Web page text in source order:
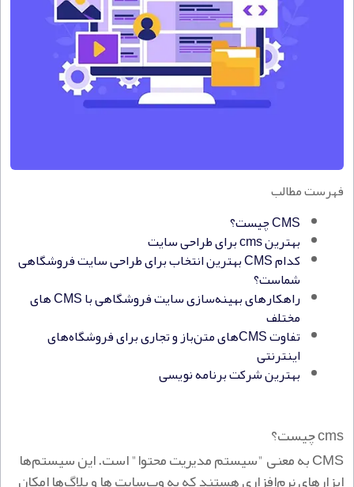
فهرست مطالب
CMS چیست؟
بهترین cms برای طراحی سایت
کدام CMS بهترین انتخاب برای طراحی سایت فروشگاهی
شماست؟
راهکارهای بهینه‌سازی سایت فروشگاهی با CMS‌ های
مختلف
تفاوت CMS‌های متن‌باز و تجاری برای فروشگاه‌های
اینترنتی
بهترین شرکت برنامه نویسی
cms چیست؟
CMS به معنی "سیستم مدیریت محتوا" است. این سیستم‌ها